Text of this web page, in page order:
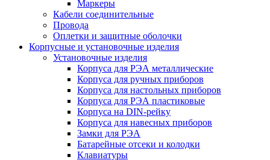
Маркеры
Кабели соединительные
Провода
Оплетки и защитные оболочки
Корпусные и установочные изделия
Установочные изделия
Корпуса для РЭА металлические
Корпуса для ручных приборов
Корпуса для настольных приборов
Корпуса для РЭА пластиковые
Корпуса на DIN-рейку
Корпуса для навесных приборов
Замки для РЭА
Батарейные отсеки и колодки
Клавиатуры